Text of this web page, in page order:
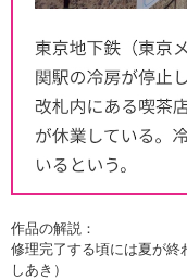
作品の解説：
修理完了する頃には夏が
しあき）